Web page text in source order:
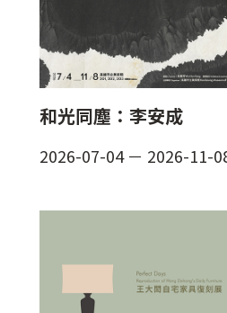
和光同塵：李安成
2026-07-04－ 2026-11-